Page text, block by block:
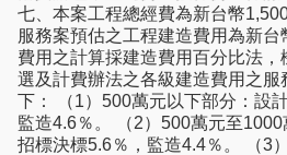
七、本案工程總經費為新台幣
服務案預估之工程建造費用為新
費用之計算採建造費用百分比法
選及計費辦法之各級建造費用之服
下： （1）500萬元以下部分：設
監造4.6％。 （2）500萬元至
招標決標5.6％，監造4.4％。 （3